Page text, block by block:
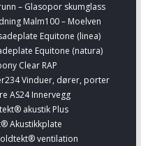
– Glasopor skumglass
Malm100 – Moelven
Equitone (linea)
Equitone (natura)
Clear RAP
234 Vinduer, dører, porter
AS24 Innervegg
akustik Plus
Akustikkplate
ventilation